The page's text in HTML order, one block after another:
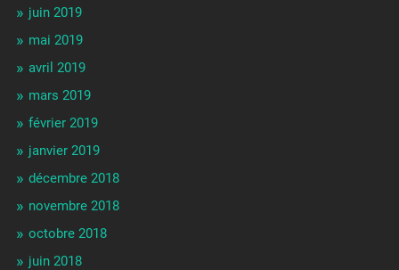
juin 2019
mai 2019
avril 2019
mars 2019
février 2019
janvier 2019
décembre 2018
novembre 2018
octobre 2018
juin 2018